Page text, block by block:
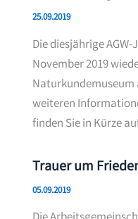
25.09.2019
Die diesjährige
November 2019
weiteren
finden Sie in Kürze
Trauer um
05.09.2019